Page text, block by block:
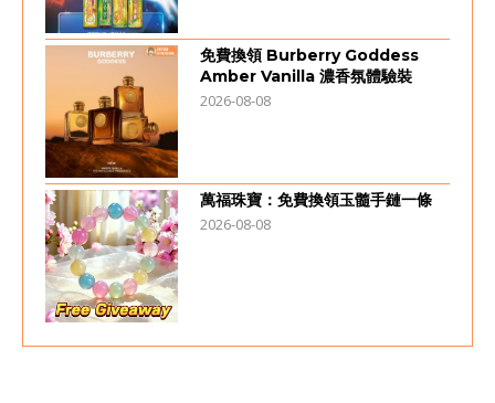
免費換領 Burberry Goddess
Amber Vanilla 濃香氛體驗裝
2026-08-08
萬福珠寶：免費換領玉髓手鏈一條
2026-08-08